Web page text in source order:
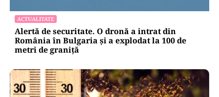
ACTUALITATE
Alertă de securitate. O dronă a intrat din
România în Bulgaria şi a explodat la 100 de
metri de graniţă